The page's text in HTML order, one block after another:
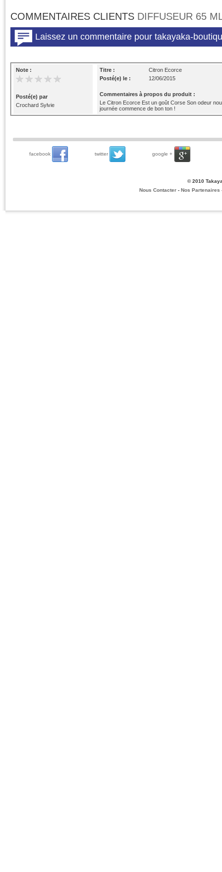
COMMENTAIRES CLIENTS DIFFUSEUR 65
Note :
Posté(e) par
Crochard Sylvie
Titre :
Citron Ecorce
Posté(e) le :
12/06/2015
Commentaires à propos du produit :
Le Citron Ecorce Est un goût Corse Son odeur
journée commence de bon ton !
facebook twitter google +
© 2010
Nous Contacter - Nos Partenaires